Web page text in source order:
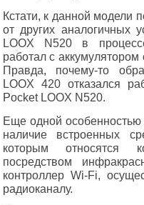
Кстати, к данной модели
от других аналогичных
LOOX
N520 в
работал с
Правда, почему-то
LOOX 420 отказался
Pocket LOOX N520.
Еще одной
наличие встроенных
которым относятся
посредством
контроллер Wi-Fi,
радиоканалу.